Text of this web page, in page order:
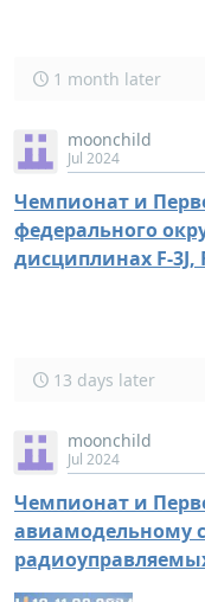
1 month later
moonchild
Jul 2024
Чемпионат и
федерального
дисциплинах F-3J,
13 days later
moonchild
Jul 2024
Чемпионат и
авиамодельному